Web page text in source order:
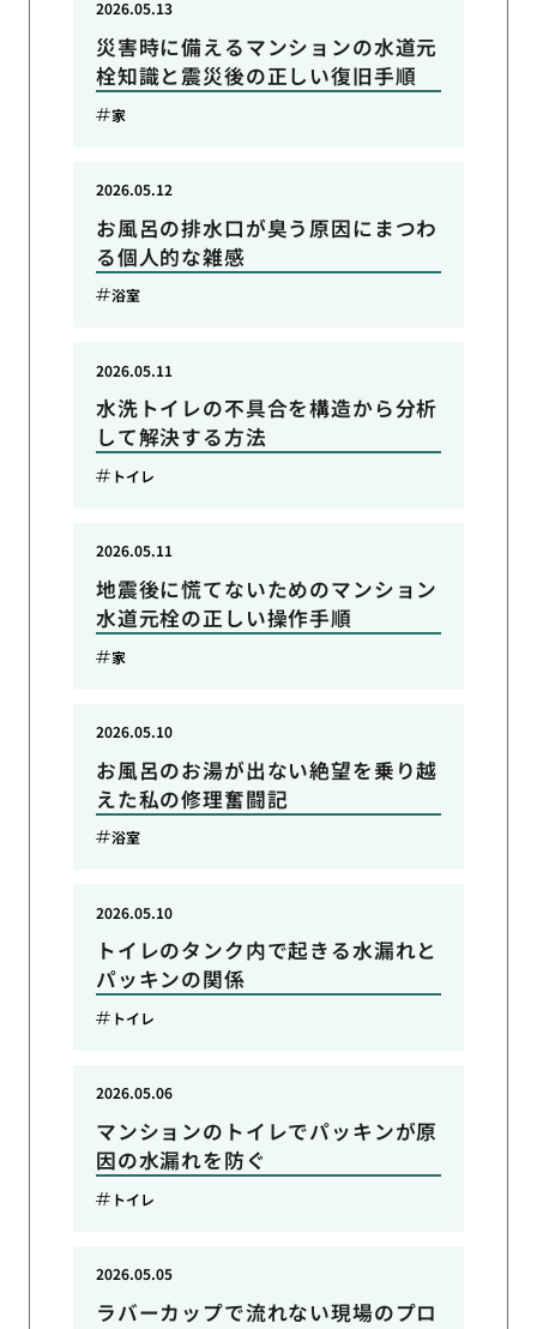
災害時に備えるマンションの水道元
栓知識と震災後の正しい復旧手順
2026.05.13
家
お風呂の排水口が臭う原因にまつわ
る個人的な雑感
2026.05.12
浴室
水洗トイレの不具合を構造から分析
して解決する方法
2026.05.11
トイレ
地震後に慌てないためのマンション
水道元栓の正しい操作手順
2026.05.11
家
お風呂のお湯が出ない絶望を乗り越
えた私の修理奮闘記
2026.05.10
浴室
トイレのタンク内で起きる水漏れと
パッキンの関係
2026.05.10
トイレ
マンションのトイレでパッキンが原
因の水漏れを防ぐ
2026.05.06
トイレ
ラバーカップで流れない現場のプロ
2026.05.05